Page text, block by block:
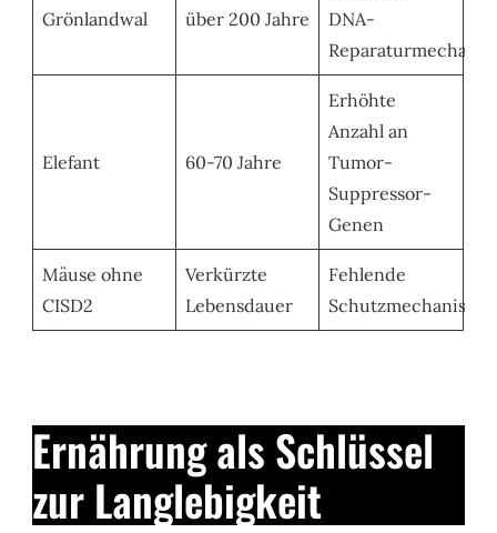
Grönlandwal über 200 Jahre
DNA-
Elefant 60-70 Jahre
Erhöhte
Anzahl an
Tumor-
Suppressor-
Genen
Mäuse ohne
CISD2
Verkürzte
Lebensdauer
Fehlende
Ernährung als Schlüssel
zur Langlebigkeit